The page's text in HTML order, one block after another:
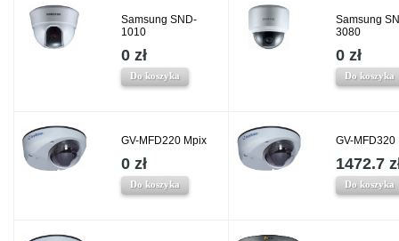
Samsung SND-
1010
0 zł
Do koszyka
Samsung
3080
0 zł
Do koszyka
GV-MFD220 Mpix
0 zł
Do koszyka
GV-MFD320
1472.7
Do koszyka